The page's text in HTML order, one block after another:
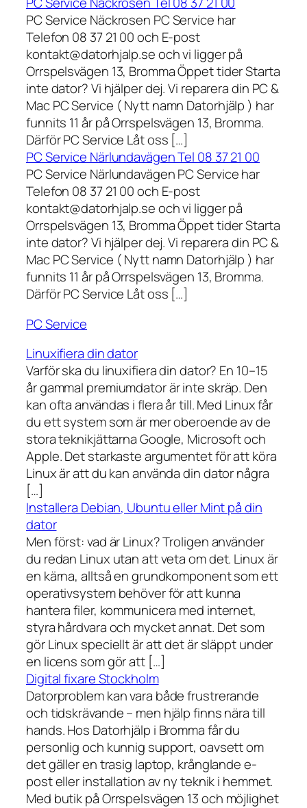
PC Service Näckrosen PC Service har
Telefon 08 37 21 00 och E-post
kontakt@datorhjalp.se och vi ligger på
Orrspelsvägen 13, Bromma Öppet tider Starta
inte dator? Vi hjälper dej. Vi reparera din PC &
Mac PC Service ( Nytt namn Datorhjälp ) har
funnits 11 år på Orrspelsvägen 13, Bromma.
Därför PC Service Låt oss […]
PC Service Närlundavägen Tel 08 37 21 00
PC Service Närlundavägen PC Service har
Telefon 08 37 21 00 och E-post
kontakt@datorhjalp.se och vi ligger på
Orrspelsvägen 13, Bromma Öppet tider Starta
inte dator? Vi hjälper dej. Vi reparera din PC &
Mac PC Service ( Nytt namn Datorhjälp ) har
funnits 11 år på Orrspelsvägen 13, Bromma.
Därför PC Service Låt oss […]
PC Service
Linuxifiera din dator
Varför ska du linuxifiera din dator? En 10–15
år gammal premiumdator är inte skräp. Den
kan ofta användas i flera år till. Med Linux får
du ett system som är mer oberoende av de
stora teknikjättarna Google, Microsoft och
Apple. Det starkaste argumentet för att köra
Linux är att du kan använda din dator några
[…]
Installera Debian, Ubuntu eller Mint på din
dator
Men först: vad är Linux? Troligen använder
du redan Linux utan att veta om det. Linux är
en kärna, alltså en grundkomponent som ett
operativsystem behöver för att kunna
hantera filer, kommunicera med internet,
styra hårdvara och mycket annat. Det som
gör Linux speciellt är att det är släppt under
en licens som gör att […]
Digital fixare Stockholm
Datorproblem kan vara både frustrerande
och tidskrävande – men hjälp finns nära till
hands. Hos Datorhjälp i Bromma får du
personlig och kunnig support, oavsett om
det gäller en trasig laptop, krånglande e-
post eller installation av ny teknik i hemmet.
Med butik på Orrspelsvägen 13 och möjlighet